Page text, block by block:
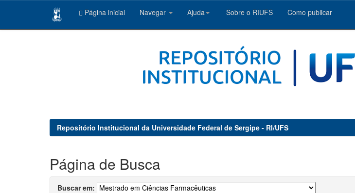
Página inicial Navegar Ajuda Sobre o RIUFS Como publicar
Repositório Institucional da Universidade Federal de Sergipe - RI/UFS
Página de Busca
Buscar em: